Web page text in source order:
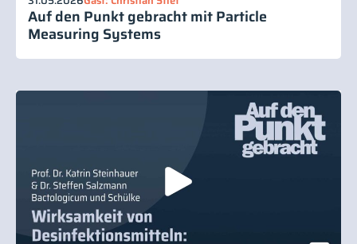
Auf den Punkt gebracht mit Particle
Measuring Systems